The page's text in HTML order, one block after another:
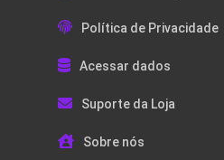
Política de Privacidade
Acessar dados
Suporte da Loja
Sobre nós